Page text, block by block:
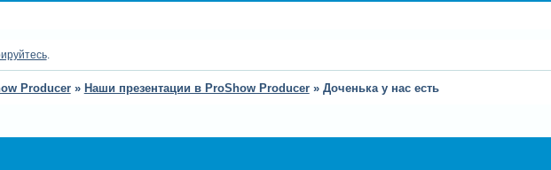
.
Producer » Наши презентации в ProShow Producer » Доченька у нас есть